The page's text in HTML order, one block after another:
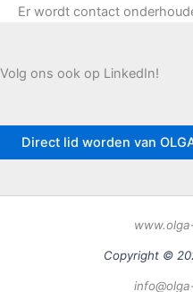
Er wordt contact
Volg ons ook op LinkedIn!
Direct lid worden van
Copyright ©